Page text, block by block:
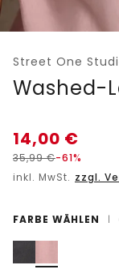
Street One
Washed-
14,00 €
35,99€-61%
inkl. MwSt. zzgl.
FARBE WÄHLEN |